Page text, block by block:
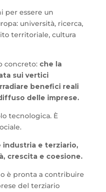
per essere un
università, ricerca,
territoriale, cultura
concreto: che la
sui vertici
benefici reali
delle imprese.
tecnologica. È
industria e terziario,
crescita e coesione.
è pronta a contribuire
del terziario